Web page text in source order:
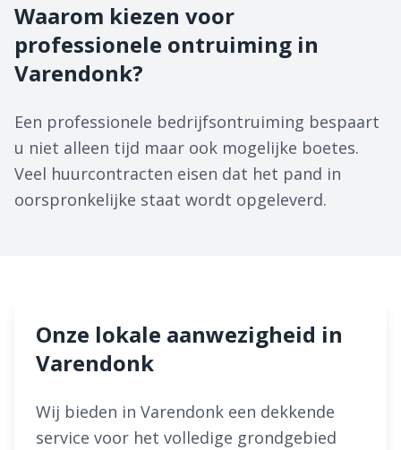
Waarom kiezen voor
professionele ontruiming in
Varendonk?
Een professionele bedrijfsontruiming bespaart
u niet alleen tijd maar ook mogelijke boetes.
Veel huurcontracten eisen dat het pand in
oorspronkelijke staat wordt opgeleverd.
Onze lokale aanwezigheid in
Varendonk
Wij bieden in Varendonk een dekkende
service voor het volledige grondgebied